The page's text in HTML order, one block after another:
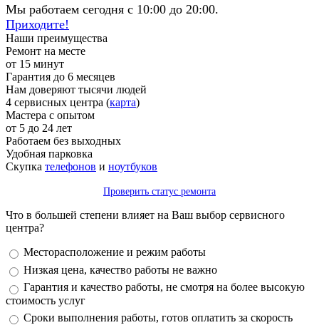
Мы работаем сегодня с 10:00 до 20:00.
Приходите!
Наши преимущества
Ремонт на месте
от 15 минут
Гарантия до 6 месяцев
Нам доверяют тысячи людей
4 сервисных центра (карта)
Мастера с опытом
от 5 до 24 лет
Работаем без выходных
Удобная парковка
Скупка телефонов и ноутбуков
Проверить статус ремонта
Что в большей степени влияет на Ваш выбор сервисного
центра?
Варианты
Месторасположение и режим работы
Низкая цена, качество работы не важно
Гарантия и качество работы, не смотря на более высокую
стоимость услуг
Сроки выполнения работы, готов оплатить за скорость